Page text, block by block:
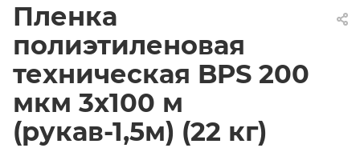
Пленка
полиэтиленовая
техническая BPS 200
мкм 3x100 м
(рукав-1,5м) (22 кг)